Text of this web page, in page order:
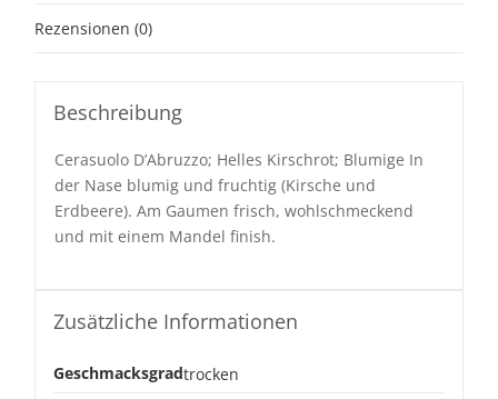
Rezensionen (0)
Beschreibung
Cerasuolo D’Abruzzo; Helles Kirschrot; Blumige In
der Nase blumig und fruchtig (Kirsche und
Erdbeere). Am Gaumen frisch, wohlschmeckend
und mit einem Mandel finish.
Zusätzliche Informationen
Geschmacksgradtrocken